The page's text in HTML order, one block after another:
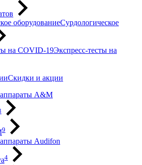
Сурдологическое
Экспресс-тесты на
Скидки и акции
A&M
9
Audifon
4